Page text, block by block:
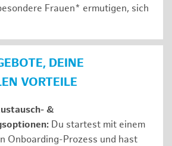
Frauen* ermutigen, sich
DEINE
VORTEILE
&
Du startest mit einem
Onboarding-Prozess und hast